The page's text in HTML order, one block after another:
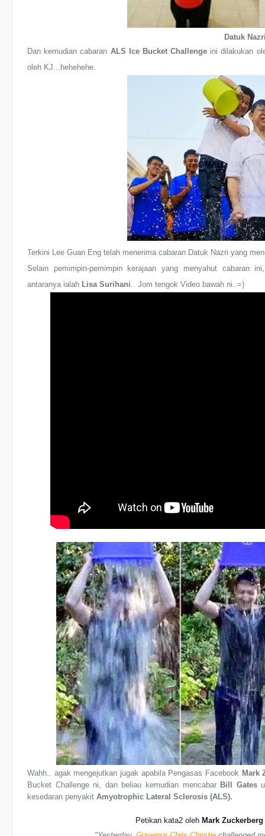
Datuk
Dan kemudian cabaran ALS Ice Bucket Challenge ini dilakukan
oleh KJ...hehehehe.
Terkini Lee Guan Eng telah menerima cabaran Datuk Nazri yang
Selain pemimpin-pemimpin kerajaan yang menyahut cabaran
antaranya ialah Lisa Surihani.. Jom tengok Video bawah ni..=)
Wahh.. agak mengejutkan jugak apabila Pengasas Facebook Mark
Bucket Challenge ni, dan beliau kemudian mencabar Bill Gates
kesedaran penyakit Amyotrophic Lateral Sclerosis (ALS).
Petikan kata2 oleh Mark Zuckerberg